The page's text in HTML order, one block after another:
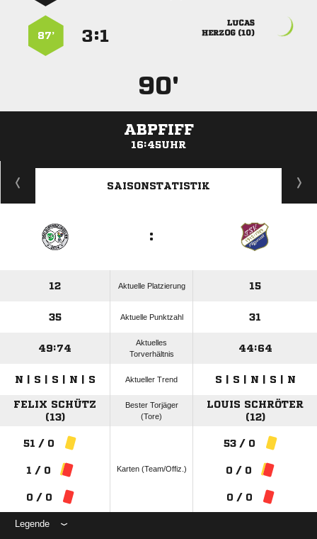

 
:
87’
90'
ABPFIFF
16:45UHR
ANZEIGE
SAISONSTATISTIK
:
12 Aktuelle Platzierung 15
35 Aktuelle Punktzahl 31
49:74
Aktuelles
Torverhältnis
44:64
N | S | S | N | S Aktueller Trend S | S | N | S | N
FELIX SCHÜTZ
(13)
Bester Torjäger
(Tore)
LOUIS SCHRÖTER
(12)
51 / 0
1 / 0
0 / 0
Karten (Team/Offiz.)
53 / 0
0 / 0
0 / 0
Legende